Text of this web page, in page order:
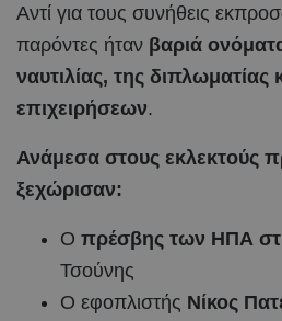
Αντί για τους συνήθεις
παρόντες ήταν βαριά
ναυτιλίας, της διπλωματίας
επιχειρήσεων.
Ανάμεσα στους εκλεκτούς
ξεχώρισαν:
Ο πρέσβης των ΗΠΑ
Τσούνης
Ο εφοπλιστής Νίκος